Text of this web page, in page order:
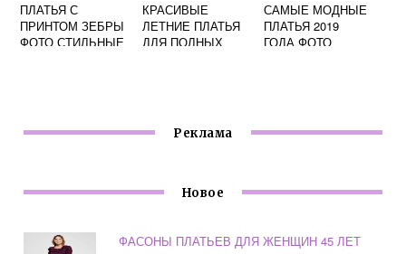
ПЛАТЬЯ С
ПРИНТОМ ЗЕБРЫ
ФОТО СТИЛЬНЫЕ
КРАСИВЫЕ
ЛЕТНИЕ ПЛАТЬЯ
ДЛЯ ПОЛНЫХ
САМЫЕ МОДНЫЕ
ПЛАТЬЯ 2019
ГОДА ФОТО
Реклама
Новое
ФАСОНЫ ПЛАТЬЕВ ДЛЯ ЖЕНЩИН 45 ЛЕТ